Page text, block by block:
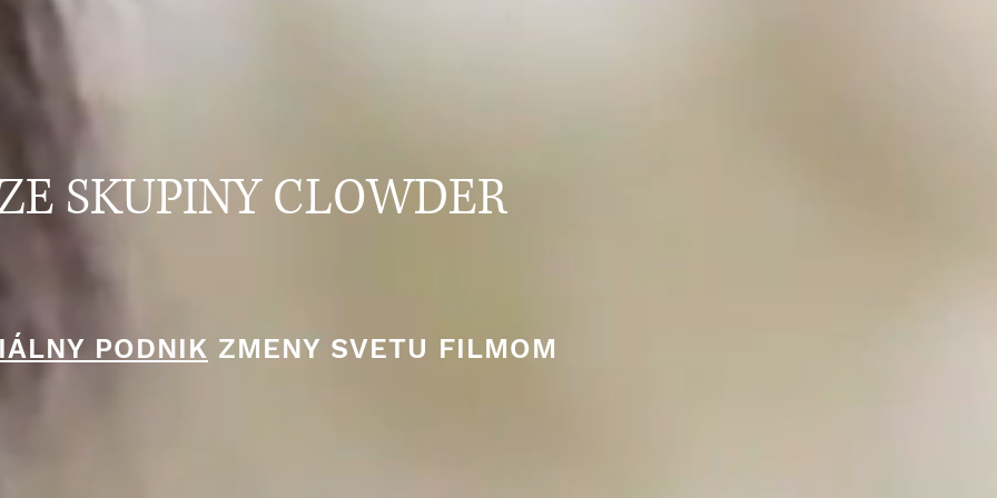
SKUPINY CLOWDER
PODNIK ZMENY SVETU FILMOM